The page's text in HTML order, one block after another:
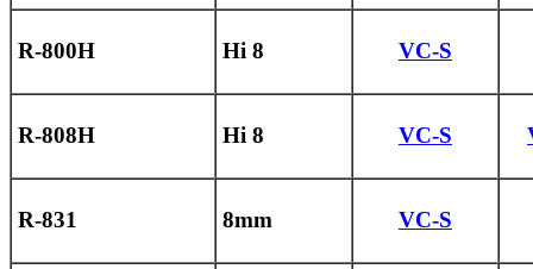
R-800H Hi 8 VC-S
R-808H Hi 8 VC-S
R-831 8mm VC-S